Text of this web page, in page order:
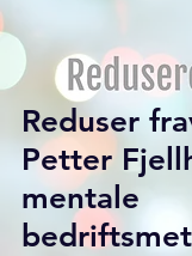
Reduser
Petter
mentale